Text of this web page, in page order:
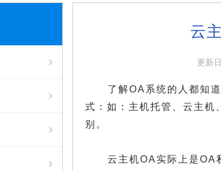
云
更新
了解OA系统的人都知
式：如：主机托管、云主
别。
云主机OA实际上是OA